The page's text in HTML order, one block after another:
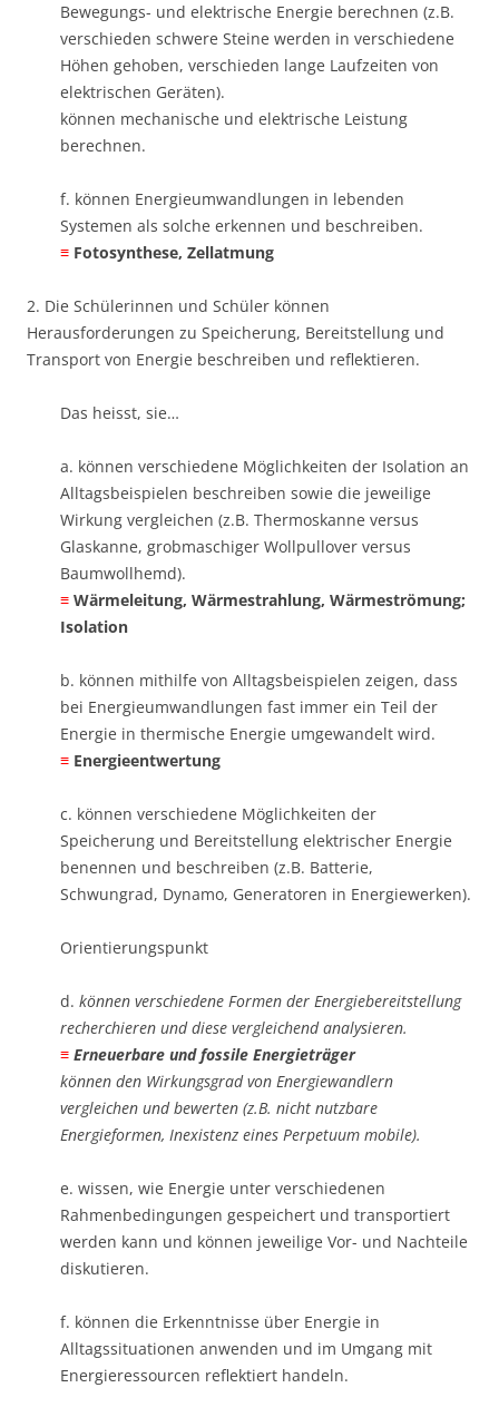
Bewegungs- und elektrische Energie berechnen (z.B.
verschieden schwere Steine werden in verschiedene
Höhen gehoben, verschieden lange Laufzeiten von
elektrischen Geräten).
können mechanische und elektrische Leistung
berechnen.
f. können Energieumwandlungen in lebenden
Systemen als solche erkennen und beschreiben. ​
≡ Fotosynthese, Zellatmung
2. Die Schülerinnen und Schüler können
Herausforderungen zu Speicherung, Bereitstellung und
Transport von Energie beschreiben und reflektieren.
Das heisst, sie…
a. können verschiedene Möglichkeiten der Isolation an
Alltagsbeispielen beschreiben sowie die jeweilige
Wirkung vergleichen (z.B. Thermoskanne versus
Glaskanne, grobmaschiger Wollpullover versus
Baumwollhemd).
​≡ Wärmeleitung, Wärmestrahlung, Wärmeströmung;
Isolation
b. können mithilfe von Alltagsbeispielen zeigen, dass
bei Energieumwandlungen fast immer ein Teil der
Energie in thermische Energie umgewandelt wird. ​
​≡ Energieentwertung
c. können verschiedene Möglichkeiten der
Speicherung und Bereitstellung elektrischer Energie
benennen und beschreiben (z.B. Batterie,
Schwungrad, Dynamo, Generatoren in Energiewerken).
Orientierungspunkt
d. können verschiedene Formen der Energiebereitstellung
recherchieren und diese vergleichend analysieren. ​
≡ Erneuerbare und fossile Energieträger
können den Wirkungsgrad von Energiewandlern
vergleichen und bewerten (z.B. nicht nutzbare
Energieformen, Inexistenz eines Perpetuum mobile).
e. wissen, wie Energie unter verschiedenen
Rahmenbedingungen gespeichert und transportiert
werden kann und können jeweilige Vor- und Nachteile
diskutieren.
f. können die Erkenntnisse über Energie in
Alltagssituationen anwenden und im Umgang mit
Energieressourcen reflektiert handeln.